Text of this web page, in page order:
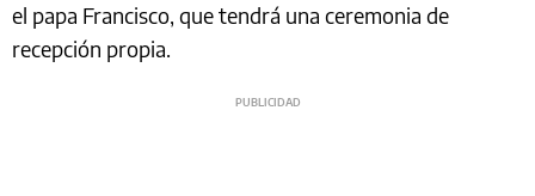
el papa Francisco, que tendrá una ceremonia de
recepción propia.